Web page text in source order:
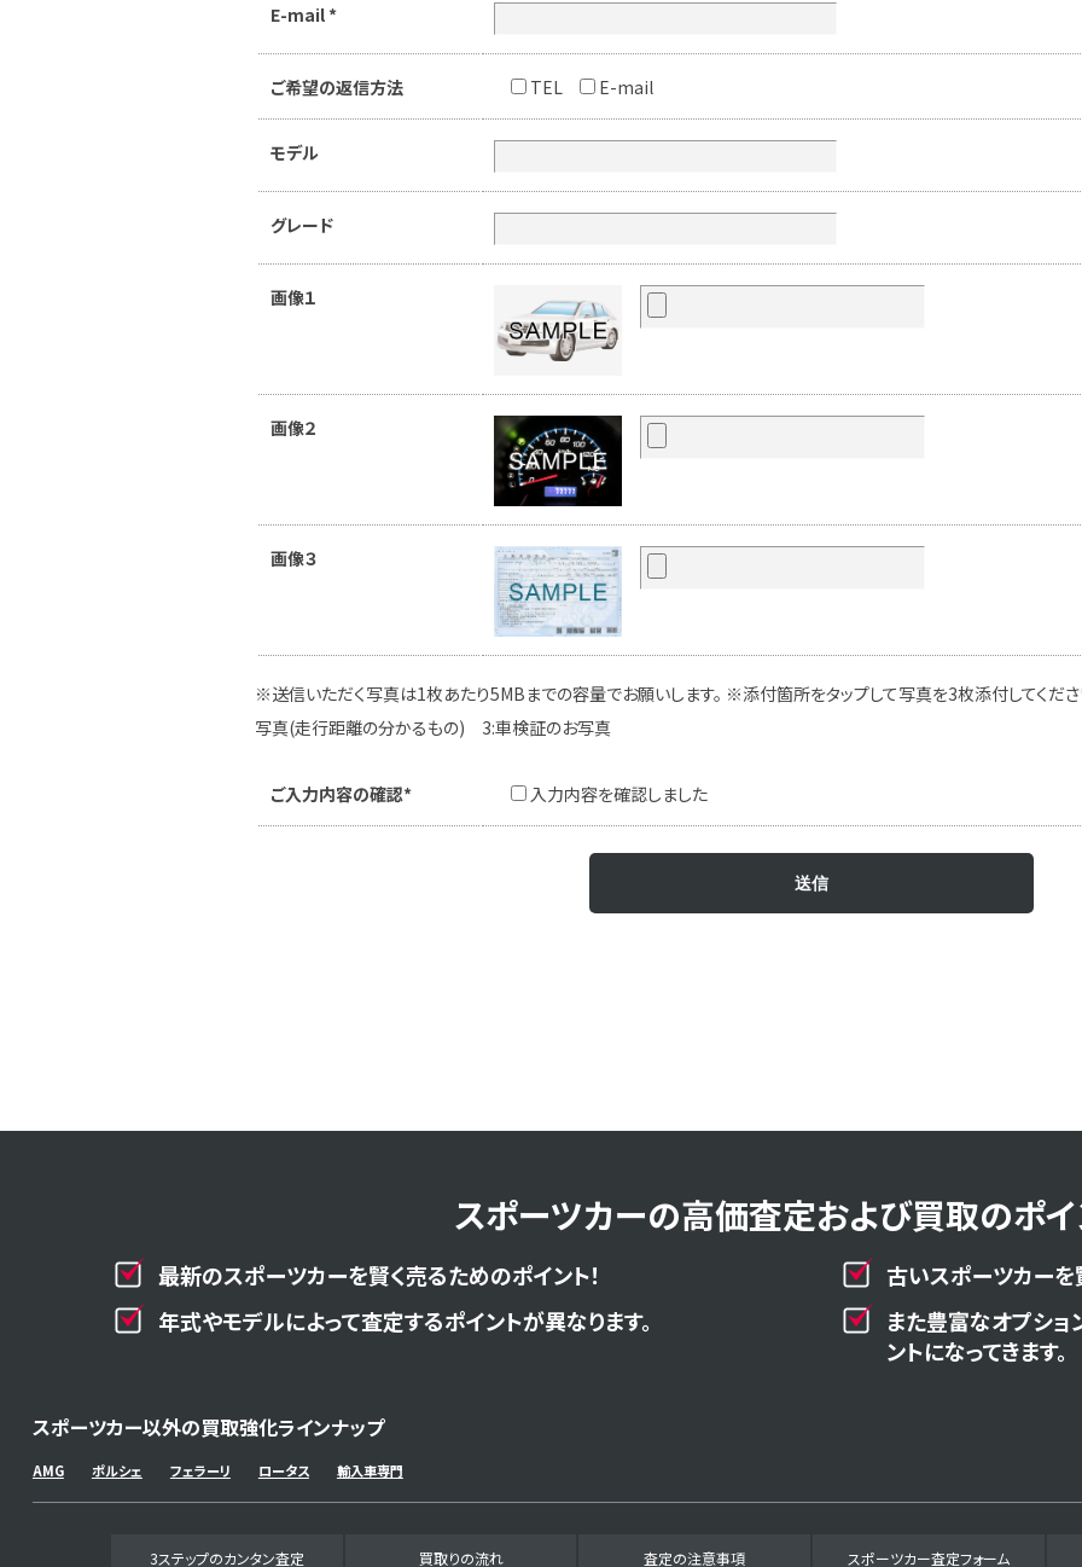
E-mail *
ご希望の返信方法 TEL E-mail
モデル
グレード
画像１
画像２
画像３
※送信いただく写真は1枚あたり5MBまでの容量でお願いします。 ※添付箇所をタップして写真を3枚添付してくだ
写真(走行距離の分かるもの) 3:車検証のお写真
ご入力内容の確認* 入力内容を確認しました
スポーツカーの高価査定および買取のポイ
最新のスポーツカーを賢く売るためのポイント！
古いスポーツカーを
年式やモデルによって査定するポイントが異なります。
また豊富なオプシ
ントになってきます。
スポーツカー以外の買取強化ラインナップ
AMG ポルシェ フェラーリ ロータス 輸入車専門
3ステップのカンタン査定 買取りの流れ 査定の注意事項 スポーツカー査定フォーム